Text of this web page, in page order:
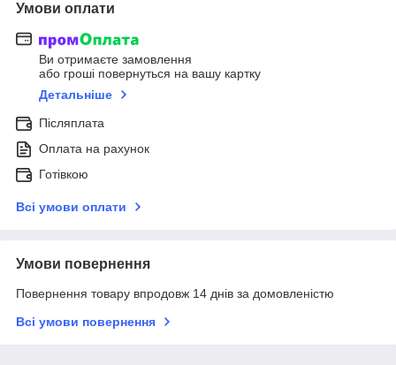
Умови оплати
Ви отримаєте замовлення
або гроші повернуться на вашу картку
Детальніше
Післяплата
Оплата на рахунок
Готівкою
Всі умови оплати
Умови повернення
Повернення товару впродовж 14 днів за домовленістю
Всі умови повернення